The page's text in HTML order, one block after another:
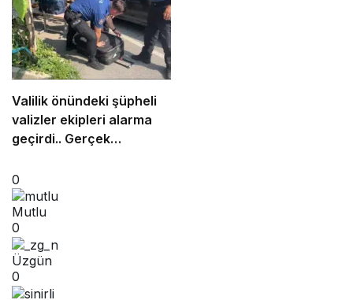
Valilik önündeki şüpheli
valizler ekipleri alarma
geçirdi.. Gerçek
0
Mutlu
0
Üzgün
0